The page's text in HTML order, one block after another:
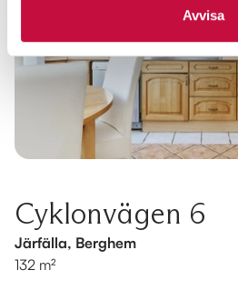
Avvisa
Cyklonvägen 6
Järfälla, Berghem
132 m²